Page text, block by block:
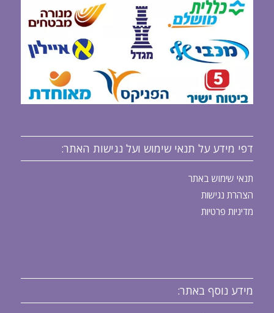
דפי מידע על תנאי שימוש ועל נגישות האתר:
תנאי שימוש באתר
הצהרת נגישות
מדיניות פרטיות
מידע נוסף באתר: